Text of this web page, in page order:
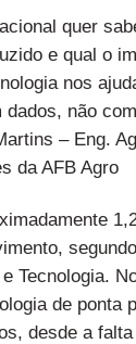
quer
e qual o
nos
não
– Eng.
da AFB Agro
Tecnologia.
de ponta
desde a